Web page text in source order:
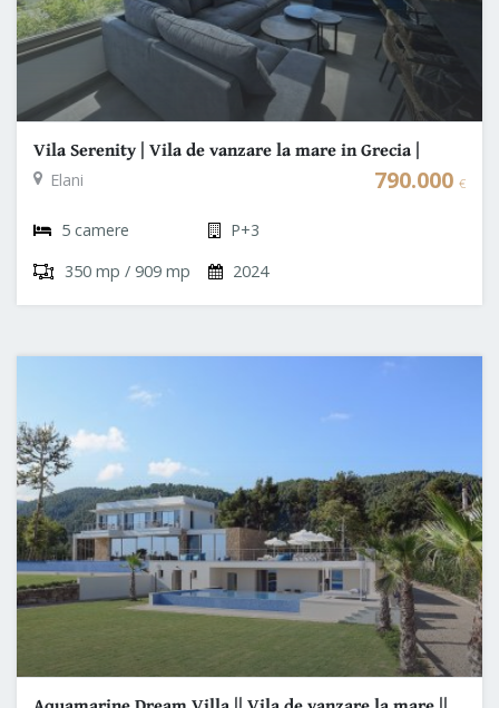
Vila Serenity | Vila de vanzare la mare in Grecia |
Halkidiki - Elani
Elani 790.000 €
5 camere
P+3
350 mp / 909 mp
2024